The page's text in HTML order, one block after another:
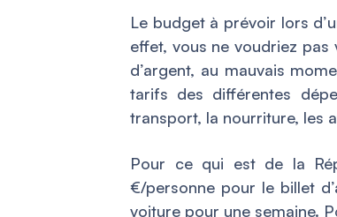
Le budget à prévoir lors
effet, vous ne voudriez
d’argent, au mauvais
tarifs des différentes
transport, la nourriture, les
Pour ce qui est de la
€/personne pour le billet
voiture pour une semaine.